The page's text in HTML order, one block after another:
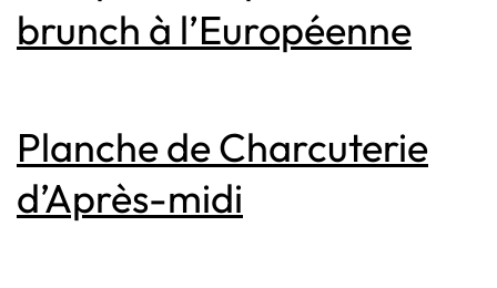
brunch à l’Européenne
Planche de Charcuterie
d’Après-midi